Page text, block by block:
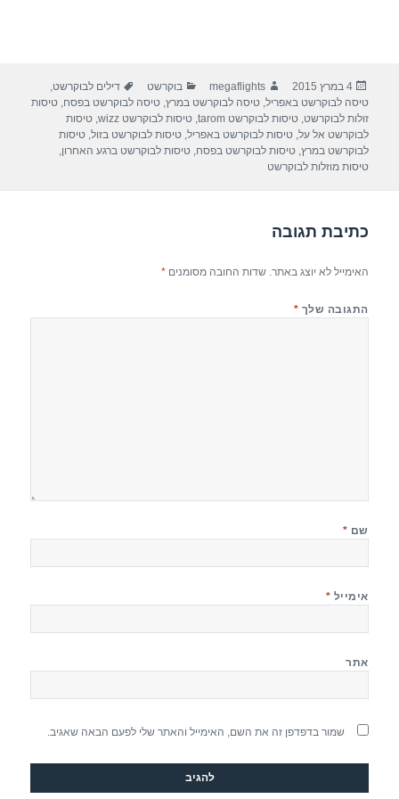
פורסם
בתאריך
4 במרץ 2015 מחבר
megaflights קטגוריות
בוקרשט תגיות
דילים לבוקרשט,
טיסה לבוקרשט באפריל,טיסה לבוקרשט במרץ,טיסה לבוקרשט בפסח,טיסות
זולות לבוקרשט,טיסות לבוקרשט tarom ,טיסות לבוקרשט wizz ,טיסות
לבוקרשט אל על,טיסות לבוקרשט באפריל,טיסות לבוקרשט בזול,טיסות
לבוקרשט במרץ,טיסות לבוקרשט בפסח,טיסות לבוקרשט ברגע האחרון,
טיסות מוזלות לבוקרשט
כתיבת תגובה
האימייל לא יוצג באתר. שדות החובה מסומנים*
התגובה שלך *
שם *
אימייל *
אתר
שמור בדפדפן זה את השם, האימייל והאתר שלי לפעם הבאה שאגיב.